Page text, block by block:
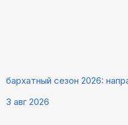
бархатный сезон 2026:
3 авг 2026